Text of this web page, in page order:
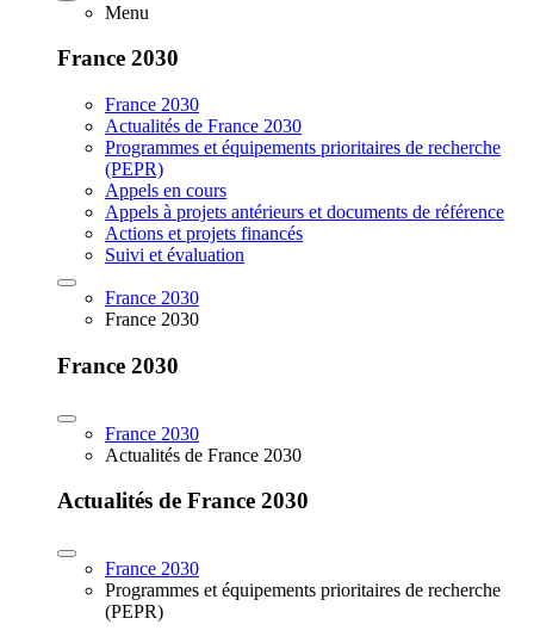
Menu
France 2030
France 2030
Actualités de France 2030
Programmes et équipements prioritaires de recherche
(PEPR)
Appels en cours
Appels à projets antérieurs et documents de référence
Actions et projets financés
Suivi et évaluation
France 2030
France 2030
France 2030
France 2030
Actualités de France 2030
Actualités de France 2030
France 2030
Programmes et équipements prioritaires de recherche
(PEPR)